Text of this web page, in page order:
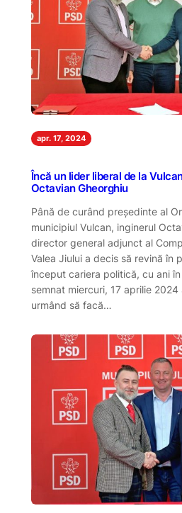
apr. 17, 2024
Încă un lider liberal de la
Octavian Gheorghiu
Până de curând președinte al
municipiul Vulcan, inginerul
director general adjunct al
Valea Jiului a decis să revină în
început cariera politică, cu ani
semnat miercuri, 17 aprilie 2024
urmând să facă…